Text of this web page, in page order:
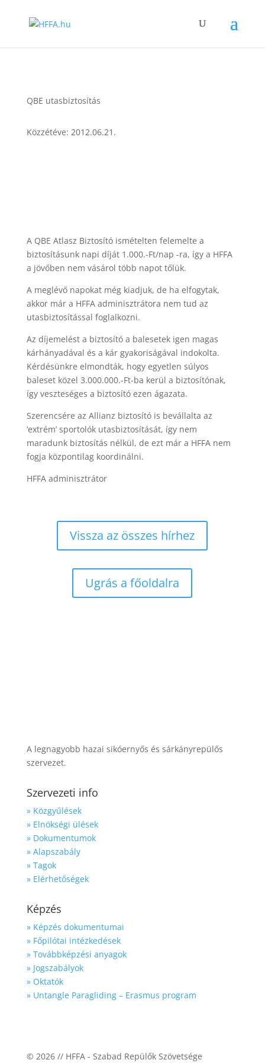
QBE utasbiztosítás
Közzétéve: 2012.06.21.
A QBE Atlasz Biztosító ismételten felemelte a
biztosításunk napi díját 1.000.-Ft/nap -ra, így a HFFA
a jövőben nem vásárol több napot tőlük.
A meglévő napokat még kiadjuk, de ha elfogytak,
akkor már a HFFA adminisztrátora nem tud az
utasbiztosítással foglalkozni.
Az díjemelést a biztosító a balesetek igen magas
kárhányadával és a kár gyakoriságával indokolta.
Kérdésünkre elmondták, hogy egyetlen súlyos
baleset közel 3.000.000.-Ft-ba kerül a biztosítónak,
így veszteséges a biztosító ezen ágazata.
Szerencsére az Allianz biztosító is bevállalta az
‘extrém’ sportolók utasbiztosítását, így nem
maradunk biztosítás nélkül, de ezt már a HFFA nem
fogja központilag koordinálni.
HFFA adminisztrátor
Vissza az összes hírhez
Ugrás a főoldalra
A legnagyobb hazai sikóernyős és sárkányrepülős
szervezet.
Szervezeti info
» Közgyűlések
» Elnökségi ülések
» Dokumentumok
» Alapszabály
» Tagok
» Elérhetőségek
Képzés
» Képzés dokumentumai
» Főpilótai intézkedések
» Továbbképzési anyagok
» Jogszabályok
» Oktatók
» Untangle Paragliding – Erasmus program
© 2026 // HFFA - Szabad Repülők Szövetsége